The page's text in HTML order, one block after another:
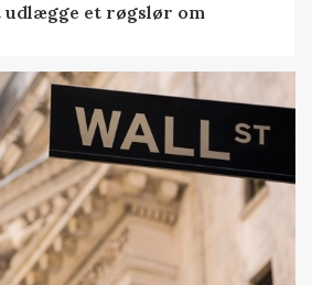
udlægge et røgslør om